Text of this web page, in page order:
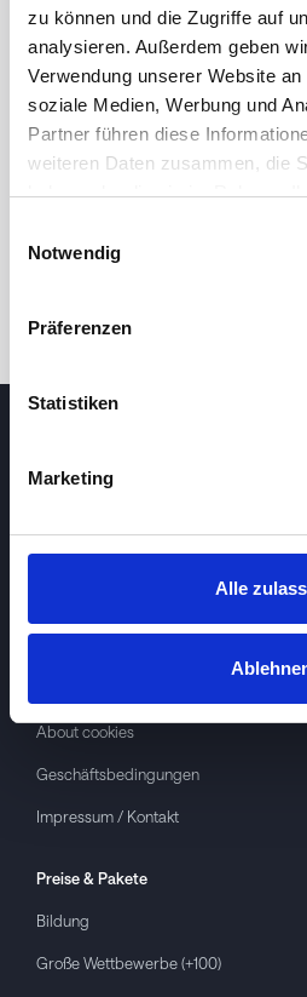
zu können und die Zugriffe auf
analysieren. Außerdem geben
Verwendung unserer Website
soziale Medien, Werbung und
Partner führen diese
weiteren Daten zusammen, die
haben oder die sie im Rahmen
Notwendig
Präferenzen
Statistiken
Marketing
Alle
24 Std. 1M
About cookies
Geschäftsbedingungen
Impressum / Kontakt
Preise & Pakete
Bildung
Große Wettbewerbe (+100)